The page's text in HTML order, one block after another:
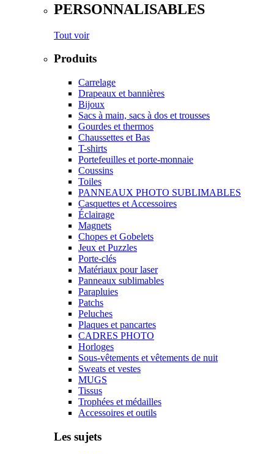
PERSONNALISABLES
Tout voir
Produits
Carrelage
Drapeaux et bannières
Bijoux
Sacs à main, sacs à dos et trousses
Gourdes et thermos
Chaussettes et Bas
T-shirts
Portefeuilles et porte-monnaie
Coussins
Toiles
PANNEAUX PHOTO SUBLIMABLES
Casquettes et Accessoires
Éclairage
Magnets
Chopes et Gobelets
Jeux et Puzzles
Porte-clés
Matériaux pour laser
Panneaux sublimables
Parapluies
Patchs
Peluches
Plaques et pancartes
CADRES PHOTO
Horloges
Sous-vêtements et vêtements de nuit
Sweats et vestes
MUGS
Tissus
Trophées et médailles
Accessoires et outils
Les sujets